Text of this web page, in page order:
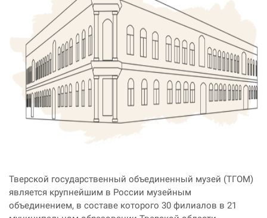
Тверской государственный объединенный музей (ТГОМ)
является крупнейшим в России музейным
объединением, в составе которого 30 филиалов в 21